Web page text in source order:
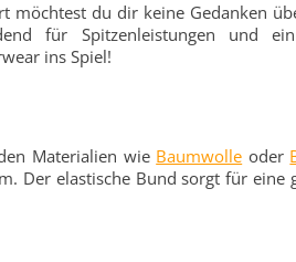
möchtest du dir keine Gedanken
für Spitzenleistungen und
ins Spiel!
Materialien wie Baumwolle oder
Der elastische Bund sorgt für eine